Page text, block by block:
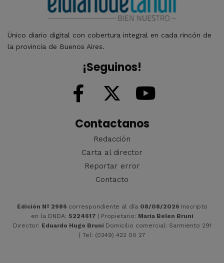
Único diario digital con cobertura integral en cada rincón de
la provincia de Buenos Aires.
¡Seguinos!
Contactanos
Redacción
Carta al director
Reportar error
Contacto
Edición Nº 2986 correspondiente al día 08/08/2026 Inscripto
en la DNDA: 5224617 | Propietario: María Belen Bruni
Director: Eduardo Hugo Bruni Domicilio comercial: Sarmiento 291
| Tel: (0249) 422 00 27